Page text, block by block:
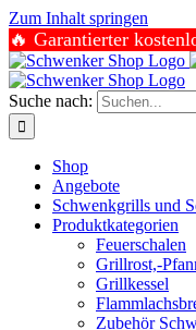
Zum Inhalt springen
🔥 Garantierter
Suche nach:
Shop
Angebote
Schwenkgrills und
Produktkategorien
Feuerschalen
Grillrost,-
Grillkessel
Zubehör